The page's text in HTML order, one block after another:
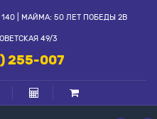
| МАЙМА: 50 ЛЕТ ПОБЕДЫ 2В
49/3
255-007